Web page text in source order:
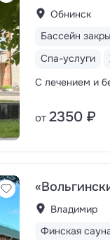
Обнинск
Бассейн
Спа-услуги
С лечением и
от 2350 ₽
Владимир
Финская